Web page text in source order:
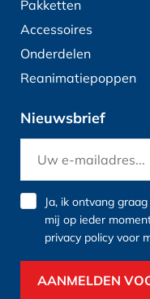
Pakketten
Accessoires
Onderdelen
Reanimatiepoppen
Nieuwsbrief
Ja, ik ontvang
mij op ieder
privacy policy voor
AANMELDEN